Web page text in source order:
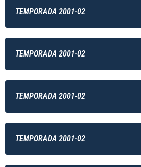
TEMPORADA 2001-02
TEMPORADA 2001-02
TEMPORADA 2001-02
TEMPORADA 2001-02